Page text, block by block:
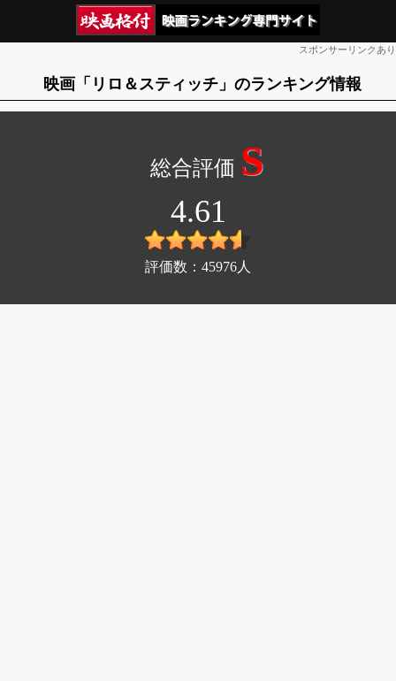
スポンサーリンクあり
映画「リロ＆スティッチ」のランキング情報
S
4.61
評価数： 45976 人